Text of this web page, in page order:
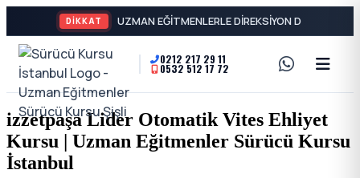
DİKKAT
Sürücü
Kursu
İstanbul
A2
Motor
Ehliyeti
ve
0212 217 29 11
0532 512 17 72
izzetpaşa Lider Otomatik Vites Ehliyet
Kursu | Uzman Eğitmenler Sürücü Kursu
İstanbul